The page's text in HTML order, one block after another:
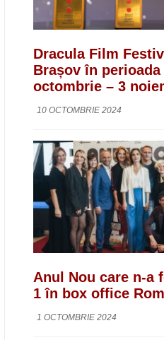
Dracula Film
Brașov în perioada
octombrie – 3
10 OCTOMBRIE 2024
Anul Nou care n-a
1 în box office
1 OCTOMBRIE 2024